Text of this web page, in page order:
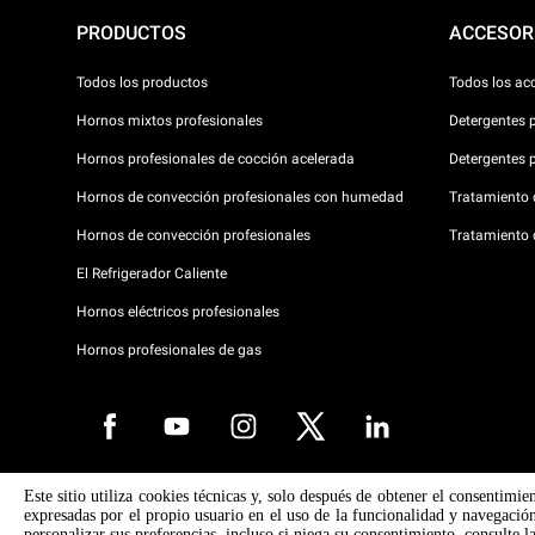
PRODUCTOS
Todos los productos
Hornos mixtos profesionales
Hornos profesionales de cocción acelerada
Hornos de convección profesionales con humedad
Hornos de convección profesionales
El Refrigerador Caliente
Hornos eléctricos profesionales
Hornos profesionales de gas
Todos los
Detergentes
Detergentes
Tratamiento
Tratamiento
Copyright 2026 UNOX SpA Todos los derechos reservados. Reg. Imp.
° 04230750285 - REA Padova 372835 - Cap. Soc. 5.000.000 € iv -
Este sitio utiliza cookies técnicas y, solo después de obtener el
expresadas por el propio usuario en el uso de la funcionalidad y